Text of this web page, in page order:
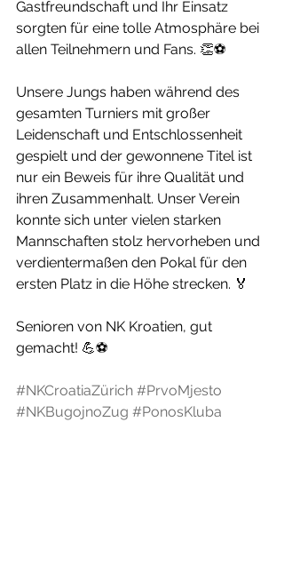
Gastfreundschaft und Ihr Einsatz
sorgten für eine tolle Atmosphäre bei
allen Teilnehmern und Fans. 👏⚽
Unsere Jungs haben während des
gesamten Turniers mit großer
Leidenschaft und Entschlossenheit
gespielt und der gewonnene Titel ist
nur ein Beweis für ihre Qualität und
ihren Zusammenhalt. Unser Verein
konnte sich unter vielen starken
Mannschaften stolz hervorheben und
verdientermaßen den Pokal für den
ersten Platz in die Höhe strecken. 🏅
Senioren von NK Kroatien, gut
gemacht! 💪⚽
#NKCroatiaZürich #PrvoMjesto
#NKBugojnoZug #PonosKluba